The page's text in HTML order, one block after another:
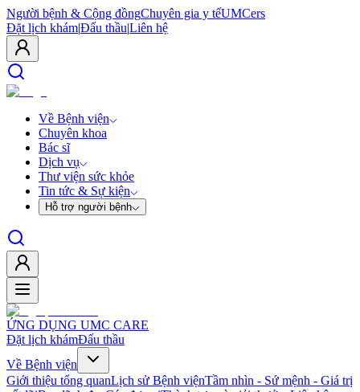
Người bệnh & Cộng đồngChuyên gia y tếUMCers
Đặt lịch khám|Đấu thầu|Liên hệ
Về Bệnh viện
Chuyên khoa
Bác sĩ
Dịch vụ
Thư viện sức khỏe
Tin tức & Sự kiện
Hỗ trợ người bệnh
ỨNG DỤNG UMC CARE
Đặt lịch khámĐấu thầu
Về Bệnh viện
Giới thiệu tổng quanLịch sử Bệnh việnTầm nhìn - Sứ mệnh - Giá trị